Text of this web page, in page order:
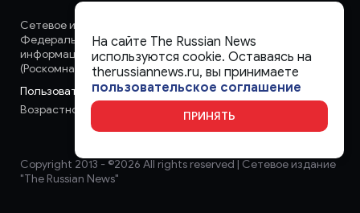
Сетевое издание «runews» (18+) зарегистрировано в
Федеральной службе по надзору в сфере связи,
информационных технологий и массовых коммуникаций
(Роскомнадзор)
Пользовательское соглашение
Возрастное ограничение:
Copyright 2013 - ©2026 All rights reserved | Сетевое издание
"The Russian News"
На сайте The Russian News
используются cookie. Оставаясь на
therussiannews.ru, вы принимаете
пользовательское соглашение
ПРИНЯТЬ